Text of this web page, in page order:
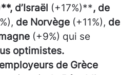
**, d’Israël (+17%)**, de
de Norvège (+11%), de
(+9%) qui se
optimistes.
de Grèce